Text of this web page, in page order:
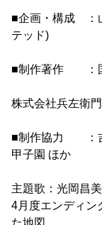
■企画・構成 ：
テッド)
■制作著作 ：
〒101-
株式会社兵左衛
■制作協力 ：吉
甲子園 ほか
主題歌：光岡昌
4月度エンディン
た地図